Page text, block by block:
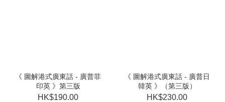
《 圖解港式廣東話 - 廣普菲
印英 》第三版
HK$190.00
《 圖解港式廣東話 - 廣普日
韓英 》（第三版）
HK$230.00